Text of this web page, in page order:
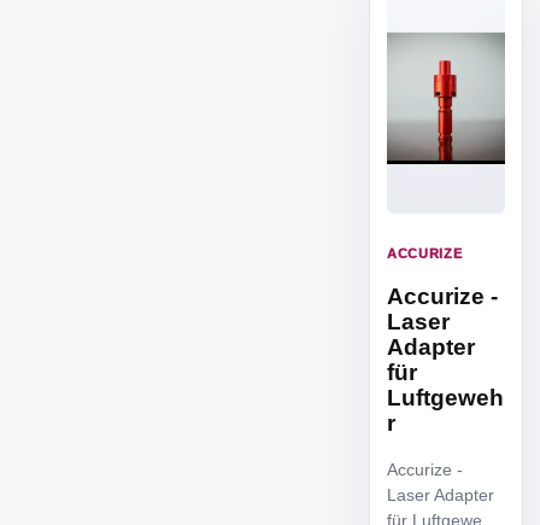
ACCURIZE
Accurize -
Laser
Adapter
für
Luftgeweh
r
Accurize -
Laser Adapter
für Luftgewehr